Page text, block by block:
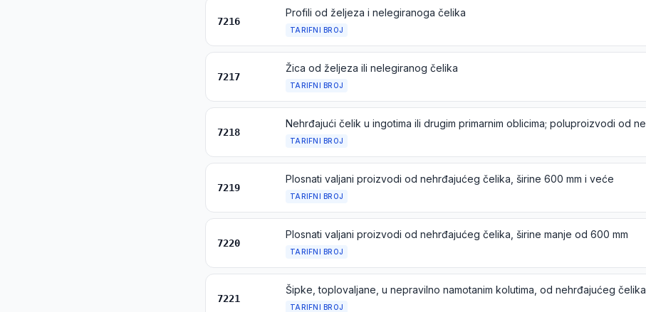
7216
Profili od željeza i nelegiranoga čelika
TARIFNI BROJ
7217
Žica od željeza ili nelegiranog čelika
TARIFNI BROJ
7218
TARIFNI BROJ
7219
Plosnati valjani proizvodi od nehrđajućeg čelika, širine 600 mm i veće
TARIFNI BROJ
7220
Plosnati valjani proizvodi od nehrđajućeg čelika, širine manje od 600 mm
TARIFNI BROJ
7221
Šipke, toplovaljane, u nepravilno namotanim kolutima, od nehrđajućeg čelika
TARIFNI BROJ